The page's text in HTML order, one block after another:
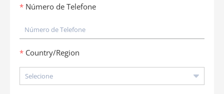
Número de Telefone
Country/Region